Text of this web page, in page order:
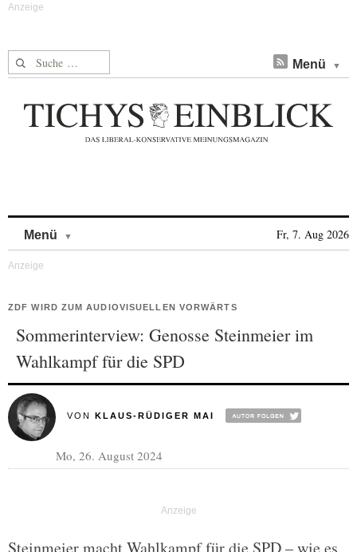
Suche nach: Menü
Menü Fr, 7. Aug 2026
ZDF WIRD ZUM AUDIOVISUELLEN VORWÄRTS
Sommerinterview: Genosse Steinmeier im
Wahlkampf für die SPD
VON KLAUS-RÜDIGER MAI
Mo, 26. August 2024
Steinmeier macht Wahlkampf für die SPD – wie es